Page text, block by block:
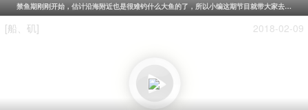
禁鱼期刚刚开始，估计沿海附近也是很难钓什么大鱼的了，所以小编这期节目就带大家去东平
[船、矶] 2018-02-09